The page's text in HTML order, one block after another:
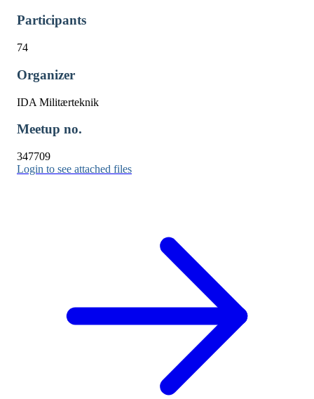
Participants
74
Organizer
IDA Militærteknik
Meetup no.
347709
Login to see attached files